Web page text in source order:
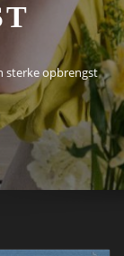
sterke opbrengst